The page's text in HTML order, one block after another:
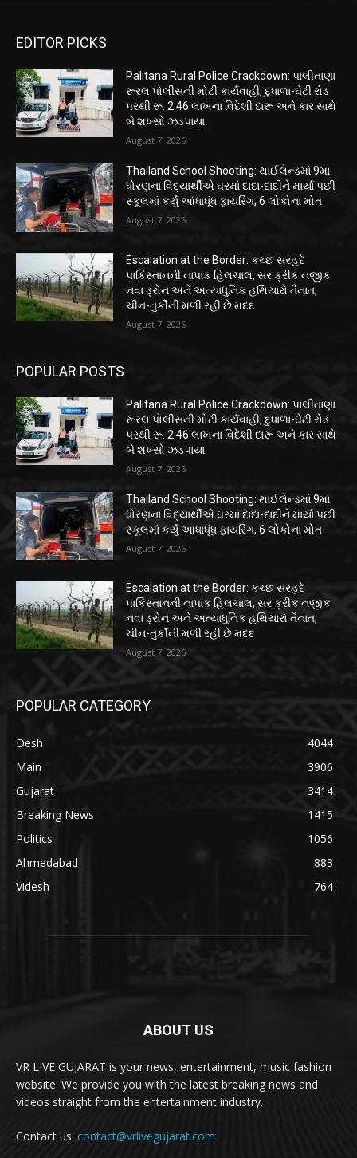
EDITOR PICKS
Palitana Rural Police Crackdown: પાલીતાણા
રૂરલ પોલીસની મોટી કાર્યવાહી, દુધાળા-ઘેટી રોડ
પરથી રૂ. 2.46 લાખના વિદેશી દારૂ અને કાર સાથે
બે શખ્સો ઝડપાયા
August 7, 2026
Thailand School Shooting: થાઈલેન્ડમાં 9મા
ધોરણના વિદ્યાર્થીએ ઘરમાં દાદા-દાદીને માર્યા પછી
સ્કૂલમાં કર્યું આંધાધૂંધ ફાયરિંગ, 6 લોકોના મોત
August 7, 2026
Escalation at the Border: કચ્છ સરહદે
પાકિસ્તાનની નાપાક હિલચાલ, સર ક્રીક નજીક
નવા ડ્રોન અને અત્યાધુનિક હથિયારો તૈનાત,
ચીન-તુર્કીની મળી રહી છે મદદ
August 7, 2026
POPULAR POSTS
Palitana Rural Police Crackdown: પાલીતાણા
રૂરલ પોલીસની મોટી કાર્યવાહી, દુધાળા-ઘેટી રોડ
પરથી રૂ. 2.46 લાખના વિદેશી દારૂ અને કાર સાથે
બે શખ્સો ઝડપાયા
August 7, 2026
Thailand School Shooting: થાઈલેન્ડમાં 9મા
ધોરણના વિદ્યાર્થીએ ઘરમાં દાદા-દાદીને માર્યા પછી
સ્કૂલમાં કર્યું આંધાધૂંધ ફાયરિંગ, 6 લોકોના મોત
August 7, 2026
Escalation at the Border: કચ્છ સરહદે
પાકિસ્તાનની નાપાક હિલચાલ, સર ક્રીક નજીક
નવા ડ્રોન અને અત્યાધુનિક હથિયારો તૈનાત,
ચીન-તુર્કીની મળી રહી છે મદદ
August 7, 2026
POPULAR CATEGORY
Desh
4044
Main
3906
Gujarat
3414
Breaking News
1415
Politics
1056
Ahmedabad
883
Videsh
764
ABOUT US
VR LIVE GUJARAT is your news, entertainment, music fashion
website. We provide you with the latest breaking news and
videos straight from the entertainment industry.
Contact us: contact@vrlivegujarat.com